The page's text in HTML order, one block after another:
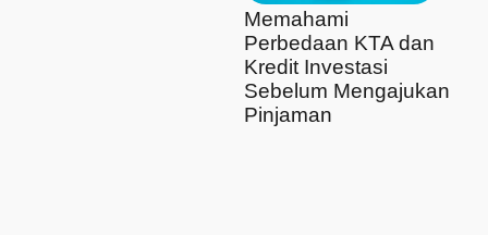
Memahami
Perbedaan KTA dan
Kredit Investasi
Sebelum Mengajukan
Pinjaman